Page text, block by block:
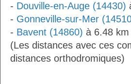
- Douville-en-Auge (14430)
- Gonneville-sur-Mer
- Bavent (14860) à 6.48
(Les distances avec ces
distances orthodromiques)